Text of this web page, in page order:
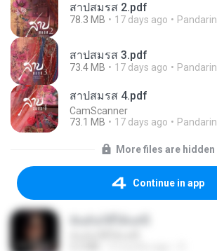
สาปสมรส 2.pdf
78.3 MB 17 days ago Pandarin
สาปสมรส 3.pdf
73.4 MB 17 days ago Pandarin
สาปสมรส 4.pdf
CamScanner
73.1 MB
17 days ago Pandarin
More files are hidden
Continue in app